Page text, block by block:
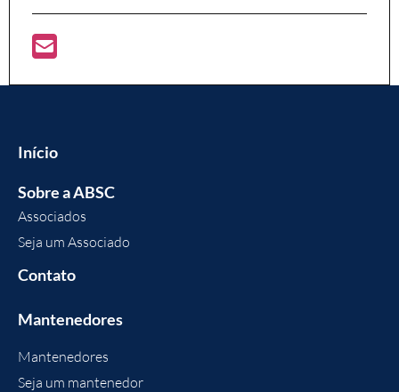
Início
Sobre a ABSC
Associados
Seja um Associado
Contato
Mantenedores
Mantenedores
Seja um mantenedor